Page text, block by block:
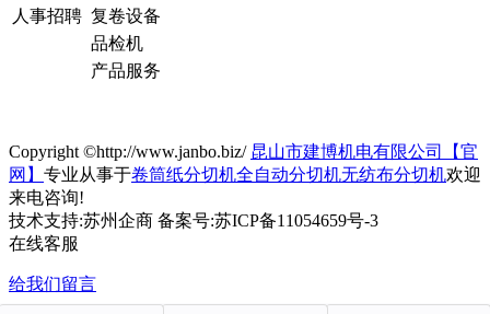
人事招聘 复卷设备
品检机
产品服务
Copyright ©http://www.janbo.biz/ 昆山市建博机电有限公司【官
网】 专业从事于卷筒纸分切机全自动分切机无纺布分切机欢迎
来电咨询!
技术支持:苏州企商 备案号:苏ICP备11054659号-3
在线客服
给我们留言